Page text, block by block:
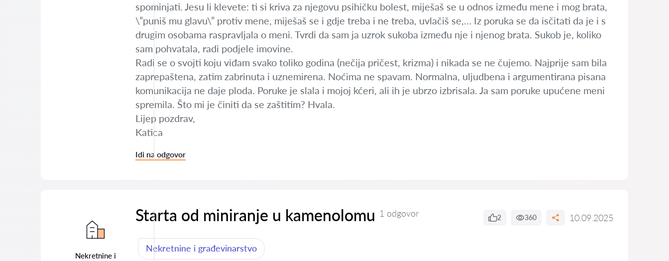
spominjati. Jesu li klevete: ti si kriva za njegovu psihičku bolest, miješaš se u odnos između mene i mog brata,
\”puniš mu glavu\” protiv mene, miješaš se i gdje treba i ne treba, uvlačiš se,… Iz poruka se da isčitati da je i s
drugim osobama raspravljala o meni. Tvrdi da sam ja uzrok sukoba između nje i njenog brata. Sukob je, koliko
sam pohvatala, radi podjele imovine.
Radi se o svojti koju viđam svako toliko godina (nečija pričest, krizma) i nikada se ne čujemo. Najprije sam bila
zaprepaštena, zatim zabrinuta i uznemirena. Noćima ne spavam. Normalna, uljudbena i argumentirana pisana
komunikacija ne daje ploda. Poruke je slala i mojoj kćeri, ali ih je ubrzo izbrisala. Ja sam poruke upućene meni
spremila. Što mi je činiti da se zaštitim? Hvala.
Lijep pozdrav,
Katica
Idi na odgovor
Nekretnine i
Starta od miniranje u kamenolomu 1 odgovor 2 360 10.09.2025
Nekretnine i građevinarstvo